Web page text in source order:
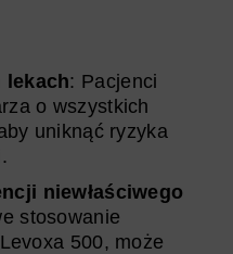
lekach: Pacjenci
o wszystkich
uniknąć ryzyka
niewłaściwego
stosowanie
500, może